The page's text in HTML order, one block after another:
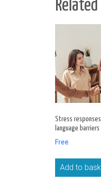
Stress
language barriers
Free
Add to